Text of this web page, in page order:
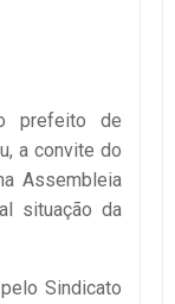
prefeito de
a convite do
Assembleia
situação da
Sindicato